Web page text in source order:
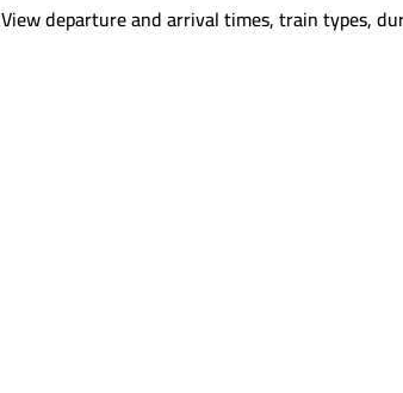
View departure and arrival times, train types,